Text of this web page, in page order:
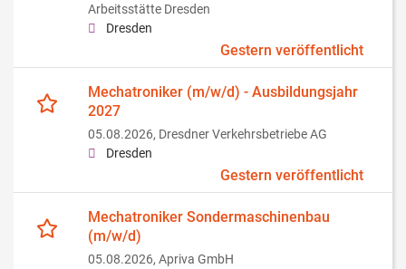
Arbeitsstätte Dresden
Dresden
Gestern veröffentlicht
Mechatroniker (m/w/d) - Ausbildungsjahr
2027
05.08.2026, Dresdner Verkehrsbetriebe AG
Dresden
Gestern veröffentlicht
Mechatroniker Sondermaschinenbau
(m/w/d)
05.08.2026, Apriva GmbH